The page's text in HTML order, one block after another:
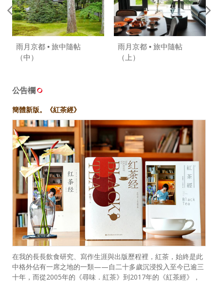
雨月京都 • 旅中隨帖
（中）
雨月京都 • 旅中隨帖
（上）
公告欄
簡體新版。《紅茶經》
在我的長長飲食研究、寫作生涯與出版歷程裡，紅茶，始終是此
中格外佔有一席之地的一類——自二十多歲沉浸投入至今已逾三
十年，而從2005年的《尋味．紅茶》到2017年的《紅茶經》，